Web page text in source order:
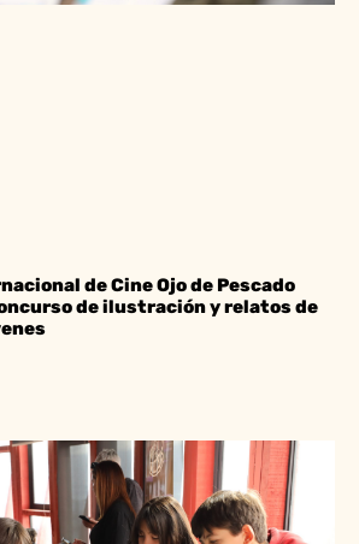
de Cine Ojo de Pescado
de ilustración y relatos de